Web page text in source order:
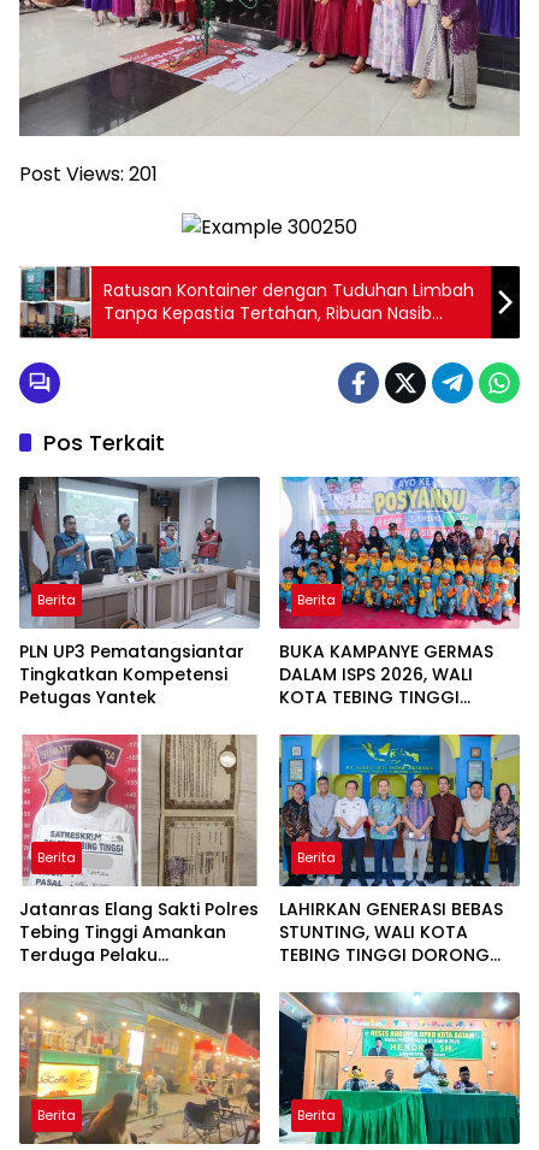
Post Views: 201
Ratusan Kontainer dengan Tuduhan Limbah
Tanpa Kepastia Tertahan, Ribuan Nasib
Pekerja Kini Dipertaruhkan
Pos Terkait
Berita
PLN UP3 Pematangsiantar
Tingkatkan Kompetensi
Petugas Yantek
Berita
BUKA KAMPANYE GERMAS
DALAM ISPS 2026, WALI
KOTA TEBING TINGGI
STUNTING
Berita
Jatanras Elang Sakti Polres
Tebing Tinggi Amankan
Terduga Pelaku
Motor
Berita
LAHIRKAN GENERASI BEBAS
STUNTING, WALI KOTA
TEBING TINGGI DORONG
Berita Berita